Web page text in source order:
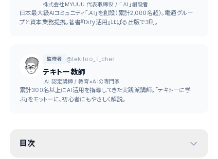
株式会社MYUUU 代表取締役 / 「.AI」創設者
日本最大級AIコミュニティ「.AI」を創設（累計2,000名超）。電通グルー
プと資本業務提携。著書『Dify活用』はぱる出版で3刷。
監修者 @tekitoo_T_cher
テキトー教師
.AI 認定講師 / 教育×AIの専門家
累計300名以上にAI活用を指導してきた実践派講師。「テキトーに学
ぶ」をモットーに、初心者にもやさしく解説。
目次